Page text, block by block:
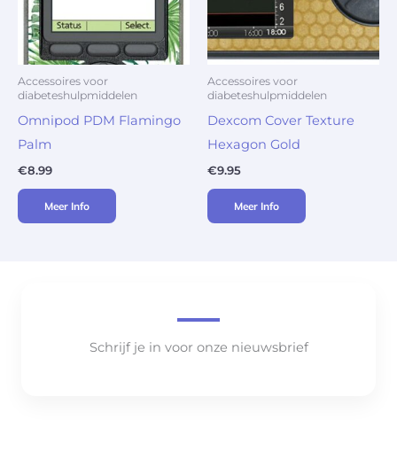
Accessoires voor
diabeteshulpmiddelen
Omnipod PDM Flamingo
Palm
€8.99
Meer Info
Accessoires voor
diabeteshulpmiddelen
Dexcom Cover Texture
Hexagon Gold
€9.95
Meer Info
Schrijf je in voor onze nieuwsbrief